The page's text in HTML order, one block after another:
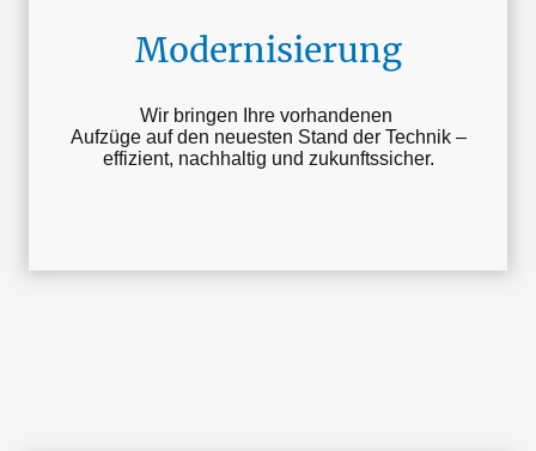
Modernisierung
Wir bringen Ihre vorhandenen
Aufzüge auf den neuesten Stand der Technik –
effizient, nachhaltig und zukunftssicher.